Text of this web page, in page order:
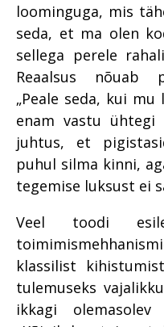
loominguga, mis
seda, et ma olen
sellega perele
Reaalsus nõuab
„Peale seda, kui
enam vastu
juhtus, et
puhul silma kinni,
tegemise luksust ei
Veel toodi
klassilist
tulemuseks
ikkagi olemasolev